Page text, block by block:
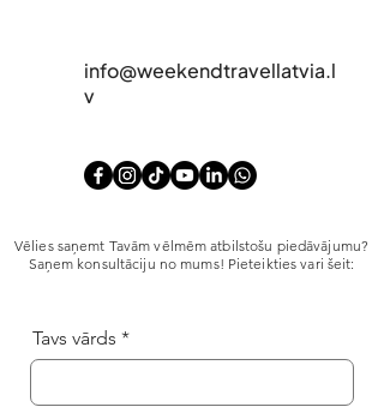
info@weekendtravellatvia.l
v
Vēlies saņemt Tavām vēlmēm atbilstošu piedāvājumu?
Saņem konsultāciju no mums! Pieteikties vari šeit:
Tavs vārds